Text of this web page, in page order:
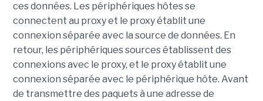
ces données. Les périphériques hôtes se
connectent au proxy et le proxy établit une
connexion séparée avec la source de données. En
retour, les périphériques sources établissent des
connexions avec le proxy, et le proxy établit une
connexion séparée avec le périphérique hôte. Avant
de transmettre des paquets à une adresse de